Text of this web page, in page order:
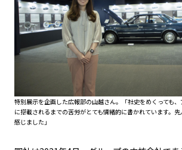
特別展示を企画した広報部の山越さん。「社史をめくっても
に搭載されるまでの苦労がとても情緒的に書かれています。
感じました」